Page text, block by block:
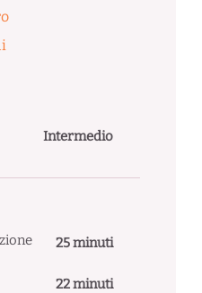
Intermedio
25 minuti
22 minuti